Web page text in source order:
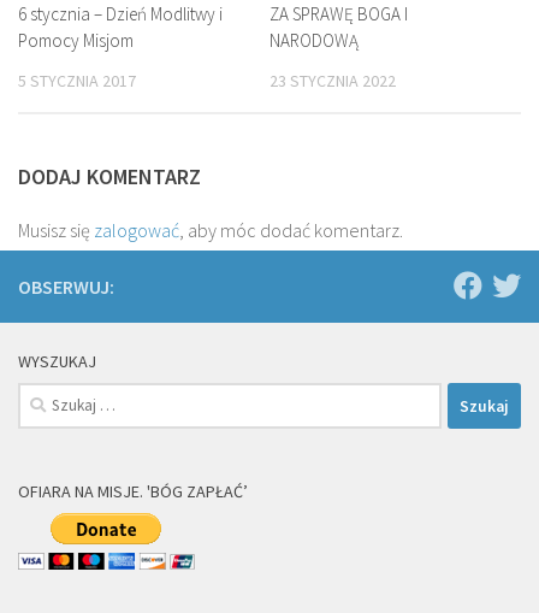
6 stycznia – Dzień Modlitwy i
Pomocy Misjom
5 STYCZNIA 2017
ZA SPRAWĘ BOGA I
NARODOWĄ
23 STYCZNIA 2022
DODAJ KOMENTARZ
Musisz się zalogować, aby móc dodać komentarz.
OBSERWUJ:
WYSZUKAJ
Szukaj:
OFIARA NA MISJE. 'BÓG ZAPŁAĆ’